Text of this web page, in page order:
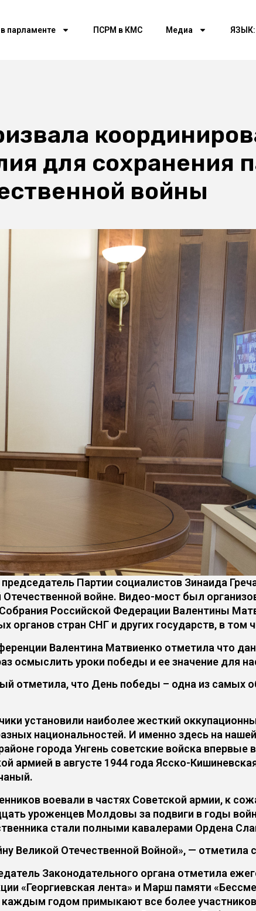
парламенте ПСРМ в КМС Медиа ЯЗЫК:
для сохранения
войны
Партии социалистов Зинаида
войне. Видео-мост был
Российской Федерации Валентины
органов стран СНГ и других государств, в том
Валентина Матвиенко отметила что
осмыслить уроки победы и ее значение для
отметила, что День победы – одна из самых
установили наиболее жесткий
национальностей. И именно здесь на
города Унгень советские войска
армией в августе 1944 года Ясско-
воевали в частях Советской армии, к
уроженцев Молдовы за подвиги в годы
стали полными кавалерами Ордена
Великой Отечественной Войной», — отметила
Законодательного органа отметила
«Георгиевская лента» и Марш памяти
годом примыкают все более